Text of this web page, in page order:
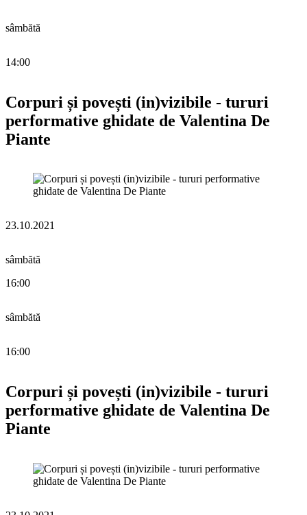
sâmbătă
14:00
Corpuri și povești (in)vizibile - tururi
performative ghidate de Valentina De
Piante
23.10.2021
sâmbătă
16:00
sâmbătă
16:00
Corpuri și povești (in)vizibile - tururi
performative ghidate de Valentina De
Piante